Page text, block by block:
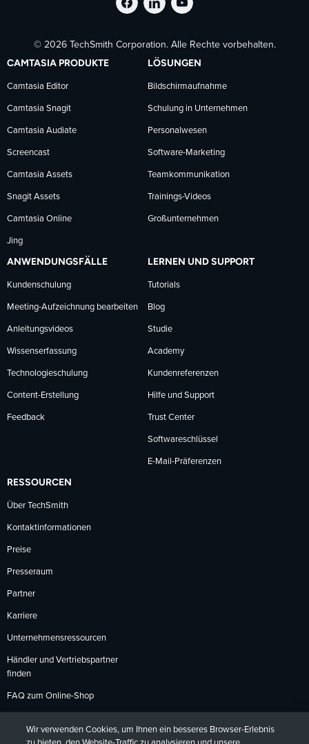
TechSmith
auf
Facebook
folgen
TechSmith
auf
LinkedIn
folgen
TechSmith
auf
YouTube
folgen
© 2026 TechSmith Corporation. Alle Rechte vorbehalten.
CAMTASIA PRODUKTE
Camtasia Editor
Camtasia Snagit
Camtasia Audiate
Screencast
Camtasia Assets
Snagit Assets
Camtasia Online
Jing
LÖSUNGEN
Bildschirmaufnahme
Schulung in Unternehmen
Personalwesen
Software-Marketing
Teamkommunikation
Trainings-Videos
Großunternehmen
ANWENDUNGSFÄLLE
Kundenschulung
Meeting-Aufzeichnung bearbeiten
Anleitungsvideos
Wissenserfassung
Technologieschulung
Content-Erstellung
Feedback
LERNEN UND SUPPORT
Tutorials
Blog
Studie
Academy
Kundenreferenzen
Hilfe und Support
Trust Center
Softwareschlüssel
E-Mail-Präferenzen
RESSOURCEN
Über TechSmith
Kontaktinformationen
Preise
Presseraum
Partner
Karriere
Unternehmensressourcen
Händler und Vertriebspartner
finden
FAQ zum Online-Shop
Rückgabebedingungen
Wir verwenden Cookies, um Ihnen ein besseres Browser-Erlebnis